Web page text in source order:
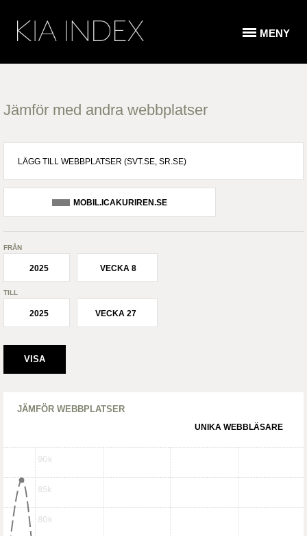
MENY
Jämför med andra webbplatser
MOBIL.ICAKURIREN.SE
FRÅN
2025 VECKA 8
TILL
2025 VECKA 27
JÄMFÖR WEBBPLATSER
UNIKA WEBBLÄSARE
80k
85k
90k